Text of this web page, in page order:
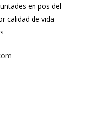
en pos del
calidad de vida